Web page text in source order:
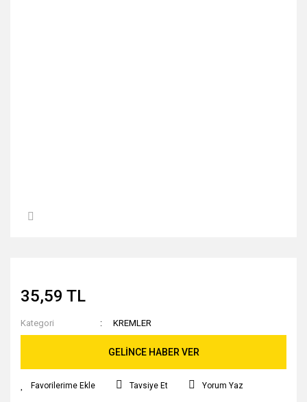
35,59 TL
Kategori KREMLER
GELİNCE HABER VER
Tavsiye Et Yorum Yaz